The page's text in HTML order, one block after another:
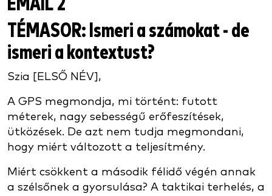
EMAIL 2
TÉMASOR: Ismeri a számokat - de
ismeri a kontextust?
Szia [ELSŐ NÉV],
A GPS megmondja, mi történt: futott
méterek, nagy sebességű erőfeszítések,
ütközések. De azt nem tudja megmondani,
hogy miért változott a teljesítmény.
Miért csökkent a második félidő végén annak
a szélsőnek a gyorsulása? A taktikai terhelés, a